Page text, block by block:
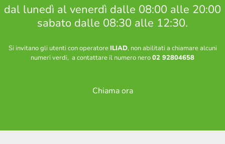
dal lunedì al venerdì dalle 08:00 alle 20:00
sabato dalle 08:30 alle 12:30.
Si invitano gli utenti con operatore ILIAD, non abilitati a chiamare alcuni
numeri verdi, a contattare il numero nero02 92804658
Chiama ora